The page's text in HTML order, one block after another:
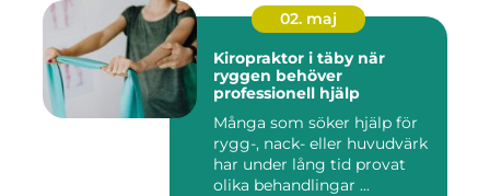
02. maj
Kiropraktor i täby när
ryggen behöver
professionell hjälp
Många som söker hjälp för
rygg-, nack- eller huvudvärk
har under lång tid provat
olika behandlingar ...